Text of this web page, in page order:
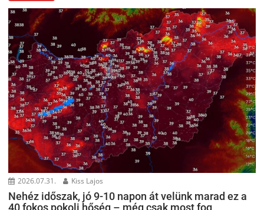
2026.07.31. Kiss Lajos
Nehéz időszak, jó 9-10 napon át velünk marad ez a
40 fokos pokoli hőség – még csak most fog